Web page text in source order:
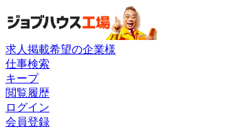
求人掲載希望の企業様
仕事検索
キープ
閲覧履歴
ログイン
会員登録